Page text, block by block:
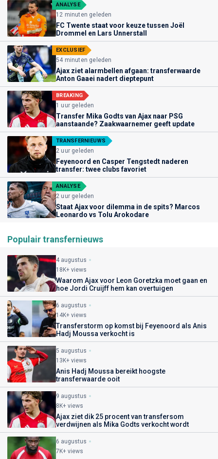
ANALYSE
12 minuten geleden
FC Twente staat voor keuze tussen Joël
Drommel en Lars Unnerstall
EXCLUSIEF
54 minuten geleden
Ajax ziet alarmbellen afgaan: transferwaarde
Anton Gaaei nadert dieptepunt
BREAKING
1 uur geleden
Transfer Mika Godts van Ajax naar PSG
aanstaande? Zaakwaarnemer geeft update
TRANSFERNIEUWS
2 uur geleden
Feyenoord en Casper Tengstedt naderen
transfer: twee clubs favoriet
ANALYSE
2 uur geleden
Staat Ajax voor dilemma in de spits? Marcos
Leonardo vs Tolu Arokodare
Populair transfernieuws
4 augustus
18K+ views
Waarom Ajax voor Leon Goretzka moet gaan en
hoe Jordi Cruijff hem kan overtuigen
6 augustus
14K+ views
Transferstorm op komst bij Feyenoord als Anis
Hadj Moussa verkocht is
5 augustus
13K+ views
Anis Hadj Moussa bereikt hoogste
transferwaarde ooit
9 augustus
8K+ views
Ajax ziet dik 25 procent van transfersom
verdwijnen als Mika Godts verkocht wordt
6 augustus
7K+ views